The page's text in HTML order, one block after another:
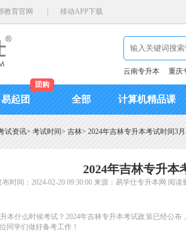
教育官网 移动APP下载
云南专升本 重庆
易起团
团购
全部 计算机精品课
试资讯> 考试时间> 吉林> 2024年吉林专升本考试时间3月
2024年吉林专升本
布时间：2024-02-20 09:30:00 来源：易学仕专升本网 阅读
本什么时候考试？2024年吉林专升本考试政策已经公
同学们做好备考工作！